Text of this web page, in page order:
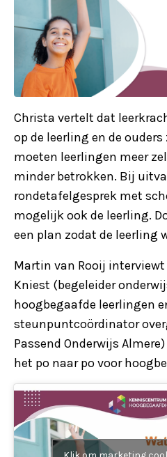
Christa vertelt dat
op de leerling en de
moeten leerlingen meer
minder betrokken. Bij
rondetafelgesprek met
mogelijk ook de leerling.
een plan zodat de leerling
Martin van Rooij
Kniest (begeleider
hoogbegaafde leerlingen
steunpuntcoördinator
Passend Onderwijs
het po naar po voor